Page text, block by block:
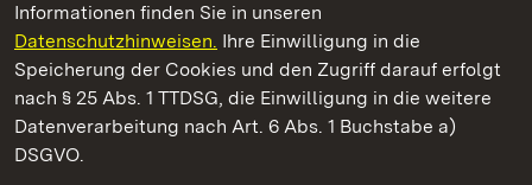
Informationen finden Sie in unseren
Datenschutzhinweisen. Ihre Einwilligung in die
Speicherung der Cookies und den Zugriff darauf erfolgt
nach § 25 Abs. 1 TTDSG, die Einwilligung in die weitere
Datenverarbeitung nach Art. 6 Abs. 1 Buchstabe a)
DSGVO.
Staatliche Schlösser und Gärten Baden‑Württemberg
Staatliche Schlösser und Gärten Baden-Württemberg
Kontakt